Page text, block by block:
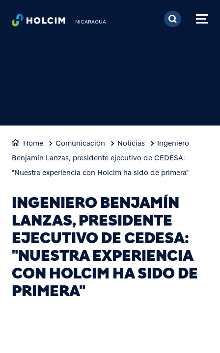
Pasar al contenido
NICARAGUA
Home Comunicación Noticias
Ingeniero
Benjamín Lanzas, presidente ejecutivo de CEDESA:
"Nuestra experiencia con Holcim ha sido de primera"
INGENIERO BENJAMÍN
LANZAS, PRESIDENTE
EJECUTIVO DE CEDESA:
"NUESTRA EXPERIENCIA
CON HOLCIM HA SIDO DE
PRIMERA"